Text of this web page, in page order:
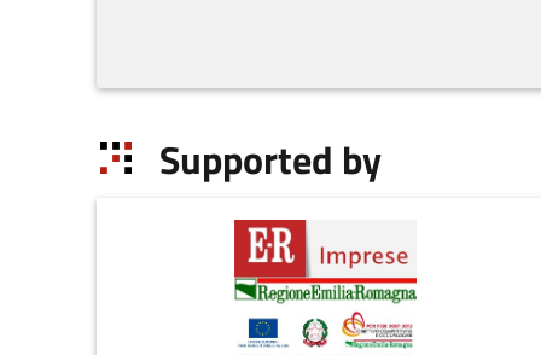
Supported by